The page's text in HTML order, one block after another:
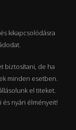
kikapcsolódásra
biztosítani, de ha
minden esetben.
el titeket.
nyári élményeit!